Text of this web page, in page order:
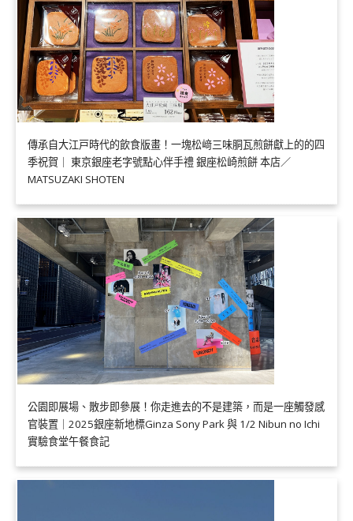
傳承自大江戸時代的飲食版畫！一塊松﨑三味胴瓦煎餅獻上的的四
季祝賀｜ 東京銀座老字號點心伴手禮 銀座松崎煎餅 本店／
MATSUZAKI SHOTEN
公園即展場、散步即參展！你走進去的不是建築，而是一座觸發感
官裝置｜2025銀座新地標Ginza Sony Park 與 1/2 Nibun no Ichi
實驗食堂午餐食記